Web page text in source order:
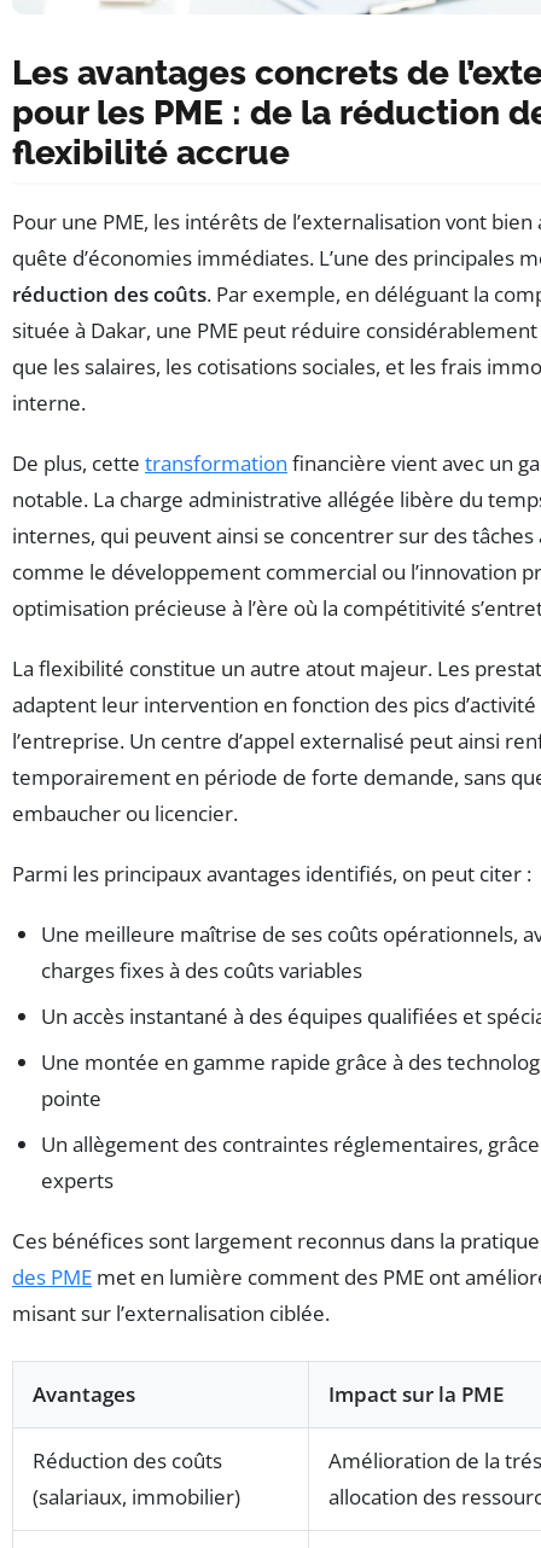
Les avantages concrets de
pour les PME : de la réduction
flexibilité accrue
Pour une PME, les intérêts de l’externalisation vont
quête d’économies immédiates. L’une des principales
réduction des coûts. Par exemple, en déléguant la
située à Dakar, une PME peut réduire
que les salaires, les cotisations sociales, et les frais
interne.
De plus, cette transformation financière vient avec un
notable. La charge administrative allégée libère du
internes, qui peuvent ainsi se concentrer sur des
comme le développement commercial ou l’innovation
optimisation précieuse à l’ère où la compétitivité
La flexibilité constitue un autre atout majeur. Les
adaptent leur intervention en fonction des pics
l’entreprise. Un centre d’appel externalisé peut ainsi
temporairement en période de forte demande, sans
embaucher ou licencier.
Parmi les principaux avantages identifiés, on peut citer :
Une meilleure maîtrise de ses coûts opérationnels,
charges fixes à des coûts variables
Un accès instantané à des équipes qualifiées et
Une montée en gamme rapide grâce à des
pointe
Un allègement des contraintes réglementaires,
experts
Ces bénéfices sont largement reconnus dans la
des PME met en lumière comment des PME ont
misant sur l’externalisation ciblée.
Avantages Impact sur la PME
Réduction des coûts
(salariaux, immobilier)
Amélioration de la
allocation des